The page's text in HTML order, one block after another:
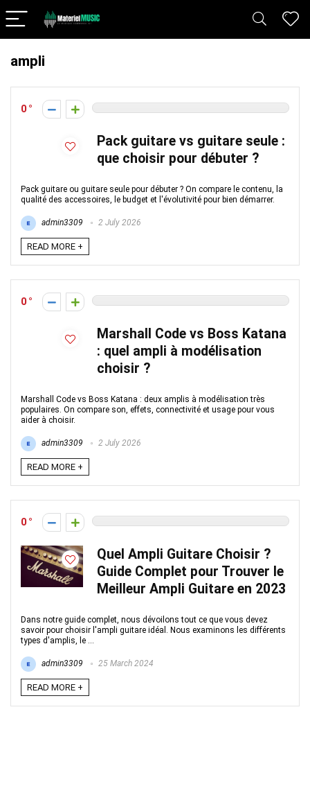
ampli
0
Pack guitare vs guitare seule :
que choisir pour débuter ?
Pack guitare ou guitare seule pour débuter ? On compare le contenu, la
qualité des accessoires, le budget et l'évolutivité pour bien démarrer.
admin3309 2 July 2026
READ MORE +
0
Marshall Code vs Boss Katana
: quel ampli à modélisation
choisir ?
Marshall Code vs Boss Katana : deux amplis à modélisation très
populaires. On compare son, effets, connectivité et usage pour vous
aider à choisir.
admin3309 2 July 2026
READ MORE +
0
Quel Ampli Guitare Choisir ?
Guide Complet pour Trouver le
Meilleur Ampli Guitare en 2023
Dans notre guide complet, nous dévoilons tout ce que vous devez
savoir pour choisir l'ampli guitare idéal. Nous examinons les différents
types d'amplis, le ...
admin3309 25 March 2024
READ MORE +